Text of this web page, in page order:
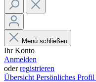
Menü schließen
Ihr Konto
Anmelden
oderregistrieren
Übersicht Persönliches Profil